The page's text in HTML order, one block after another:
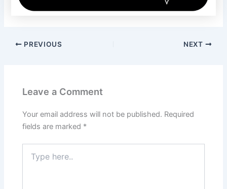
PREVIOUS NEXT
Leave a Comment
Your email address will not be published. Required
fields are marked *
here..